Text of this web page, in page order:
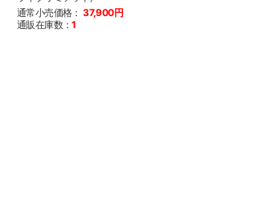
通常小売価格： 37,900円
通販在庫数：1